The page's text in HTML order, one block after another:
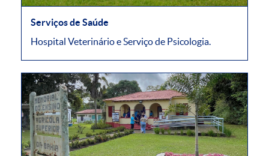
Serviços de Saúde
Hospital Veterinário e Serviço de Psicologia.